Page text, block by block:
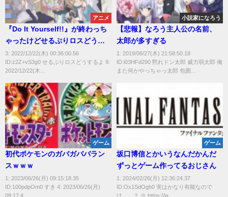
アニメ
『Do It Yourself!!』が終わっち
ゃったけどせるぷりロスどうす
るよ
3: 2022/12/22(木) 00:36:00.56
ID:z2Z+vS3g0 せるぷりロスどうするよ 9:
2022/12/22(木...
小説家になろう
【悲報】なろう主人公の名前、
太郎が多すぎる
1: 2019/06/27(木) 21:58:50.18
ID:i03HFd290 黙れドン太郎 威力弱太郎 俺
また何かやっちゃっ太郎 包囲...
ゲーム
初代ポケモンのガバガババラン
スｗｗｗ
1: 2023/06/26(月) 09:15:18.35
ID:100pdpOm0 すき 4: 2023/06/26(月)
09:17:4...
ゲーム
坂口博信とかいうなんだかんだ
ずっとゲーム作ってるおじさん
1: 2024/02/26(月) 12:36:24.37
ID:Ox1SdOgh0 実はかなり有能なので
は……？ ※ https://ja...